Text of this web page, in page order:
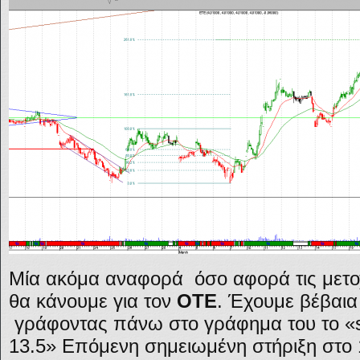
Μία ακόμα αναφορά όσο αφορά τις
θα κάνουμε για τον ΟΤΕ. Έχουμε
γράφοντας πάνω στο γράφημα του το
13.5» Επόμενη σημειωμένη στήριξη